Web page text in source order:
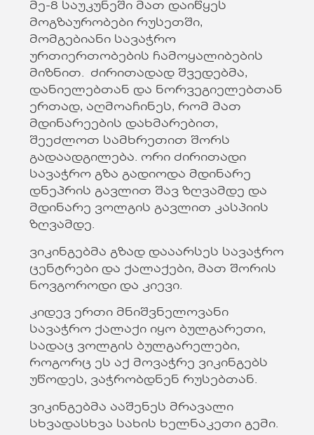
მე-8 საუკუნეში მათ დაიწყეს
მოგზაურობები რუსეთში,
მომგებიანი სავაჭრო
ურთიერთობების ჩამოყალიბების
მიზნით. ძირითადად შვედებმა,
დანიელებთან და ნორვეგიელებთან
ერთად, აღმოაჩინეს, რომ მათ
მდინარეების დახმარებით,
შეეძლოთ სამხრეთით შორს
გადაადგილება. ორი ძირითადი
სავაჭრო გზა გადიოდა მდინარე
დნეპრის გავლით შავ ზღვამდე და
მდინარე ვოლგის გავლით კასპიის
ზღვამდე.
ვიკინგებმა გზად დააარსეს სავაჭრო
ცენტრები და ქალაქები, მათ შორის
ნოვგოროდი და კიევი.
კიდევ ერთი მნიშვნელოვანი
სავაჭრო ქალაქი იყო ბულგარეთი,
სადაც ვოლგის ბულგარელები,
როგორც ეს აქ მოვაჭრე ვიკინგებს
უწოდეს, ვაჭრობდნენ რუსებთან.
ვიკინგებმა ააშენეს მრავალი
სხვადასხვა სახის ხელნაკეთი გემი.